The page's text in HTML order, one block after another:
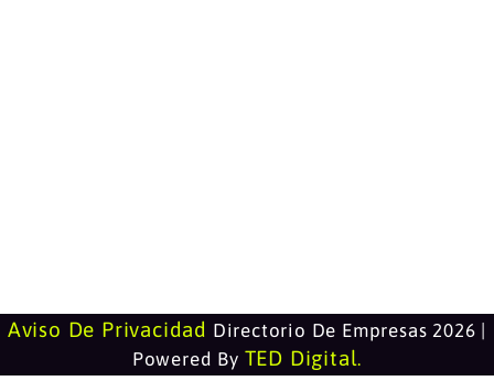
Aviso De Privacidad Directorio De Empresas 2026 |
Powered By TED Digital.